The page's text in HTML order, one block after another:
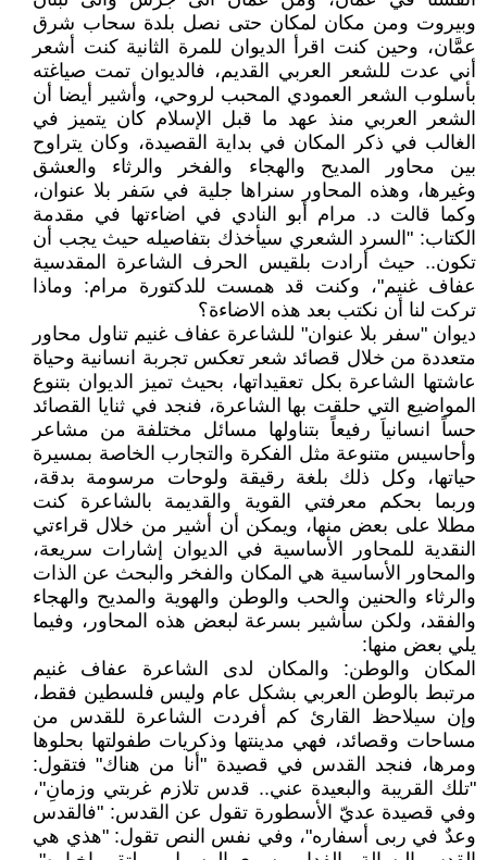
وبيروت ومن مكان لمكان حتى نصل بلدة سحاب شرق
عمَّان، وحين كنت اقرأ الديوان للمرة الثانية كنت أشعر
أني عدت للشعر العربي القديم، فالديوان تمت صياغته
بأسلوب الشعر العمودي المحبب لروحي، وأشير أيضا أن
الشعر العربي منذ عهد ما قبل الإسلام كان يتميز في
الغالب في ذكر المكان في بداية القصيدة، وكان يتراوح
بين محاور المديح والهجاء والفخر والرثاء والعشق
وغيرها، وهذه المحاور سنراها جلية في سَفر بلا عنوان،
وكما قالت د. مرام أبو النادي في اضاءتها في مقدمة
الكتاب: "السرد الشعري سيأخذك بتفاصيله حيث يجب أن
تكون.. حيث أرادت بلقيس الحرف الشاعرة المقدسية
عفاف غنيم"، وكنت قد همست للدكتورة مرام: وماذا
تركت لنا أن نكتب بعد هذه الاضاءة؟
ديوان "سفر بلا عنوان" للشاعرة عفاف غنيم تناول محاور
متعددة من خلال قصائد شعر تعكس تجربة انسانية وحياة
عاشتها الشاعرة بكل تعقيداتها، بحيث تميز الديوان بتنوع
المواضيع التي حلقت بها الشاعرة، فنجد في ثنايا القصائد
حساً انسانياَ رفيعاً بتناولها مسائل مختلفة من مشاعر
وأحاسيس متنوعة مثل الفكرة والتجارب الخاصة بمسيرة
حياتها، وكل ذلك بلغة رقيقة ولوحات مرسومة بدقة،
وربما بحكم معرفتي القوية والقديمة بالشاعرة كنت
مطلا على بعض منها، ويمكن أن أشير من خلال قراءتي
النقدية للمحاور الأساسية في الديوان إشارات سريعة،
والمحاور الأساسية هي المكان والفخر والبحث عن الذات
والرثاء والحنين والحب والوطن والهوية والمديح والهجاء
والفقد، ولكن سأشير بسرعة لبعض هذه المحاور، وفيما
يلي بعض منها:
المكان والوطن: والمكان لدى الشاعرة عفاف غنيم
مرتبط بالوطن العربي بشكل عام وليس فلسطين فقط،
وإن سيلاحظ القارئ كم أفردت الشاعرة للقدس من
مساحات وقصائد، فهي مدينتها وذكريات طفولتها بحلوها
ومرها، فنجد القدس في قصيدة "أنا من هناك" فتقول:
"تلك القريبة والبعيدة عني.. قدس تلازم غربتي وزمانِ"،
وفي قصيدة عديّ الأسطورة تقول عن القدس: "فالقدس
وعدٌ في ربى أسفاره"، وفي نفس النص تقول: "هذي هي